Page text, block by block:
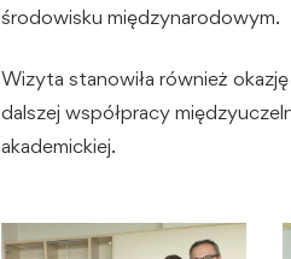
środowisku międzynarodowym.
Wizyta stanowiła również
dalszej współpracy
akademickiej.